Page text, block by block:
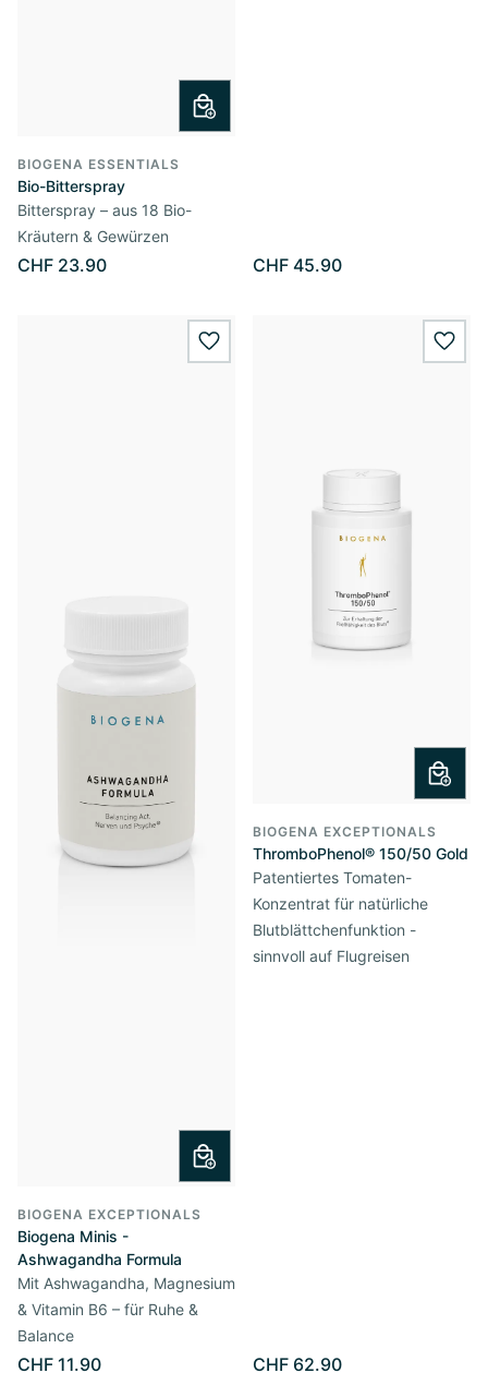
BIOGENA ESSENTIALS
Bio-Bitterspray
Bitterspray – aus 18 Bio-
Kräutern & Gewürzen
CHF 23.90 CHF 45.90
wishlist.add
BIOGENA EXCEPTIONALS
Biogena Minis -
Ashwagandha Formula
Mit Ashwagandha, Magnesium
& Vitamin B6 – für Ruhe &
Balance
CHF 11.90
BIOGENA EXCEPTIONALS
ThromboPhenol® 150/50 Gold
Patentiertes Tomaten-
Konzentrat für natürliche
Blutblättchenfunktion -
sinnvoll auf Flugreisen
CHF 62.90